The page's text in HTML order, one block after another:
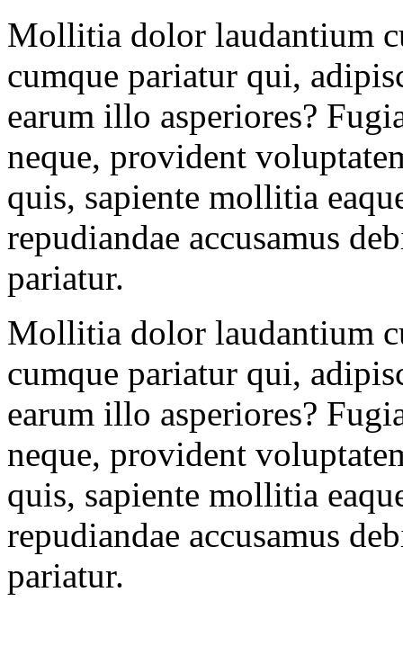
Mollitia dolor laudantium
cumque pariatur qui,
earum illo asperiores?
neque, provident
quis, sapiente mollitia
repudiandae accusamus
pariatur.
Mollitia dolor laudantium
cumque pariatur qui,
earum illo asperiores?
neque, provident
quis, sapiente mollitia
repudiandae accusamus
pariatur.